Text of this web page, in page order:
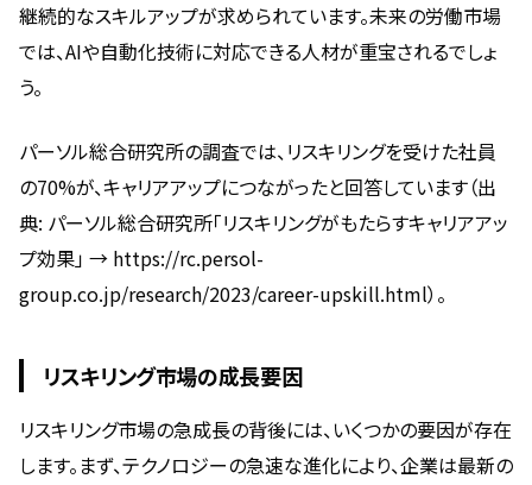
継続的なスキルアップが求められています。未来の労働市場
では、AIや自動化技術に対応できる人材が重宝されるでしょ
う。
パーソル総合研究所の調査では、リスキリングを受けた社員
の70%が、キャリアアップにつながったと回答しています（出
典: パーソル総合研究所「リスキリングがもたらすキャリアアッ
プ効果」 → https://rc.persol-
group.co.jp/research/2023/career-upskill.html）。
リスキリング市場の成長要因
リスキリング市場の急成長の背後には、いくつかの要因が存在
します。まず、テクノロジーの急速な進化により、企業は最新の